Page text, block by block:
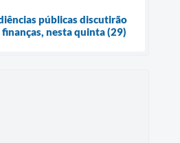
públicas discutirão
nesta quinta (29)